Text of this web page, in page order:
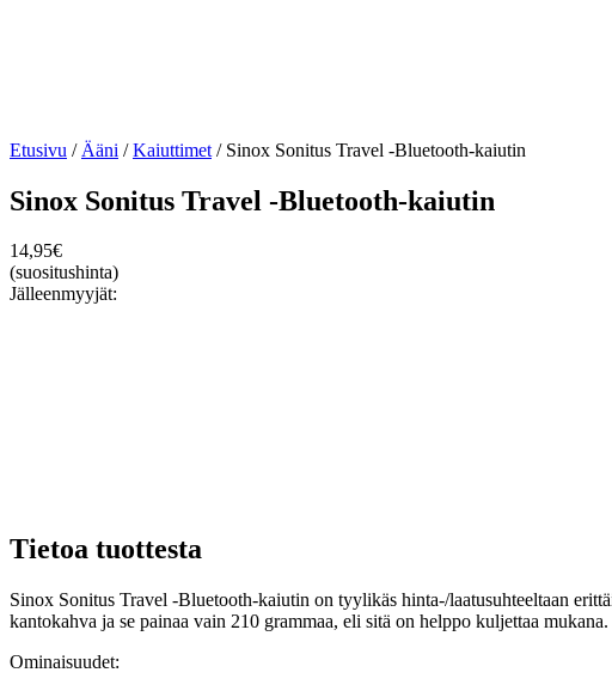
Etusivu / Ääni /Kaiuttimet / Sinox Sonitus Travel -Bluetooth-kaiutin
Sinox Sonitus Travel -Bluetooth-kaiutin
14,95€
(suositushinta)
Jälleenmyyjät:
Tietoa tuottesta
Sinox Sonitus Travel -Bluetooth-kaiutin on tyylikäs hinta-/laatusuhteeltaan
kantokahva ja se painaa vain 210 grammaa, eli sitä on helppo kuljettaa
Ominaisuudet: